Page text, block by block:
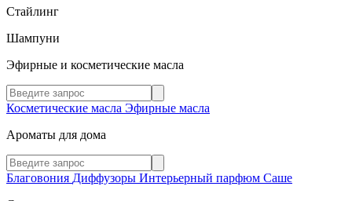
Стайлинг
Шампуни
Эфирные и косметические масла
Косметические масла Эфирные масла
Ароматы для дома
Благовония Диффузоры Интерьерный парфюм Саше